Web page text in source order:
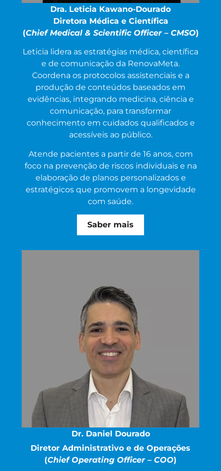
Dra. Leticia Kawano-Dourado
Diretora Médica e Científica
(Chief Medical & Scientific Officer – CMSO)
Leticia lidera as estratégias médica, científica
e de comunicação da RenovaMeta.
Coordena os protocolos assistenciais e a
produção de conteúdos baseados em
evidências, integrando medicina, ciência e
comunicação, para transformar
conhecimento em cuidados qualificados e
acessíveis ao público.​
Atende pacientes a partir de 16 anos, com
foco na prevenção de riscos individuais e na
elaboração de planos personalizados e
estratégicos que promovem a longevidade
com saúde.​
Saber mais
Dr. Daniel Dourado
Diretor Administrativo e de Operações
(Chief Operating Officer – COO)